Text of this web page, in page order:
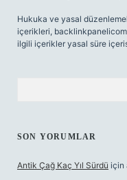
Hukuka ve yasal
içerikleri,
ilgili içerikler yasal süre
SON YORUMLAR
Antik Çağ Kaç Yıl Sürdü için